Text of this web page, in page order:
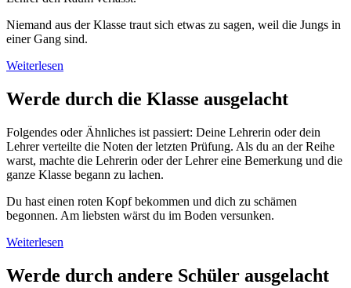
Niemand aus der Klasse traut sich etwas zu sagen, weil die Jungs in
einer Gang sind.
Weiterlesen
Werde durch die Klasse ausgelacht
Folgendes oder Ähnliches ist passiert: Deine Lehrerin oder dein
Lehrer verteilte die Noten der letzten Prüfung. Als du an der Reihe
warst, machte die Lehrerin oder der Lehrer eine Bemerkung und die
ganze Klasse begann zu lachen.
Du hast einen roten Kopf bekommen und dich zu schämen
begonnen. Am liebsten wärst du im Boden versunken.
Weiterlesen
Werde durch andere Schüler ausgelacht